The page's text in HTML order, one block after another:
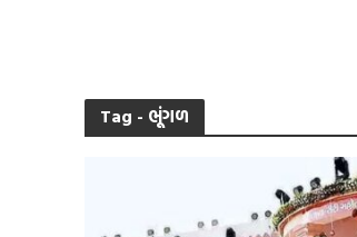
Tag - ભૂંગળ